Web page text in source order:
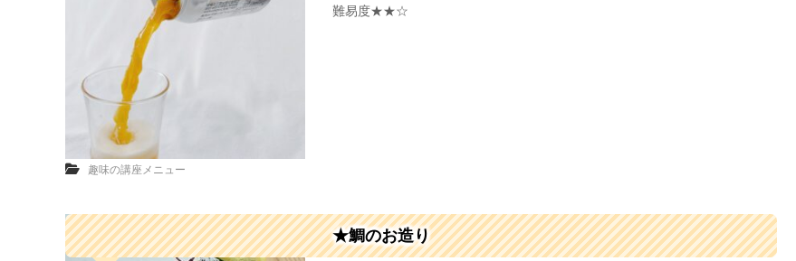
難易度★★☆
趣味の講座メニュー
★鯛のお造り